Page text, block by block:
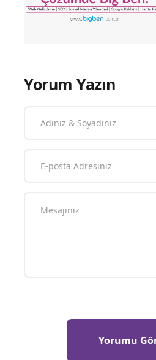
Yorum Yazın